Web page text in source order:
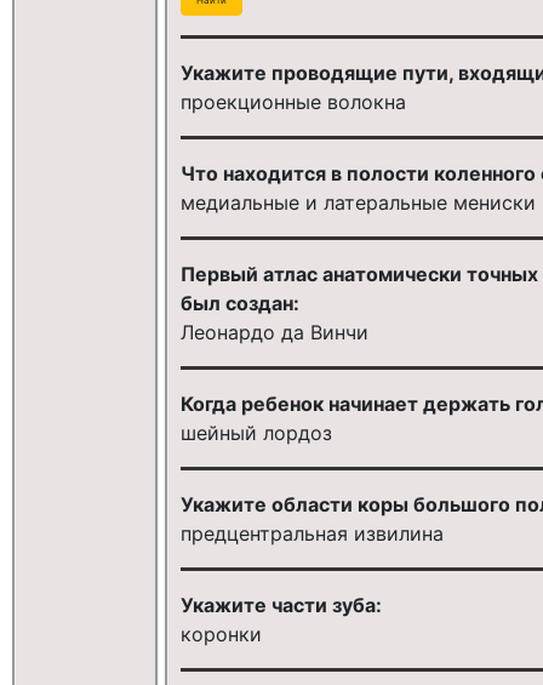
Укажите проводящие пути,
проекционные волокна
Что находится в полости коленного
медиальные и латеральные мениски
Первый атлас анатомически
был создан:
Леонардо да Винчи
Когда ребенок начинает держать
шейный лордоз
Укажите области коры большого
предцентральная извилина
Укажите части зуба:
коронки